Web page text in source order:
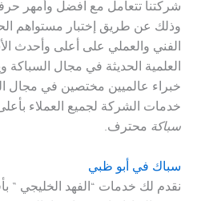
شركتنا تتعامل مع افضل وأمهر
وذلك عن طريق إختبار مستواهم
الفني والعملي على أعلى وأحدث
العلمية الحديثة في مجال السباكة
خبراء عالميين مختصين في مجال
خدمات الشركة لجميع العملاء
سباكة محترف.
سباك في أبو ظبي
نقدم لك خدمات “الفهد الخليجي ”